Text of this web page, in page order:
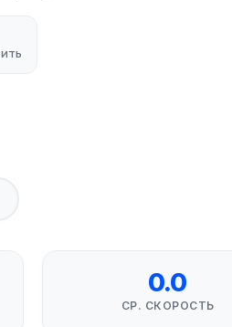
0.0
СР. СКОРОСТЬ